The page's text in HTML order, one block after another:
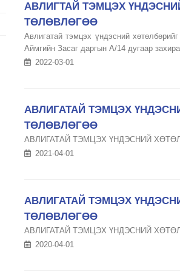
АВЛИГТАЙ ТЭМЦЭХ
ТӨЛӨВЛӨГӨӨ
Авлигатай тэмцэх үндэсний
Аймгийн Засаг даргын А/14 дугаар
2022-03-01
АВЛИГАТАЙ ТЭМЦЭХ
ТӨЛӨВЛӨГӨӨ
АВЛИГАТАЙ ТЭМЦЭХ ҮНДЭСНИЙ
2021-04-01
АВЛИГАТАЙ ТЭМЦЭХ
ТӨЛӨВЛӨГӨӨ
АВЛИГАТАЙ ТЭМЦЭХ ҮНДЭСНИЙ
2020-04-01